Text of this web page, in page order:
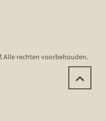
Alle rechten voorbehouden.